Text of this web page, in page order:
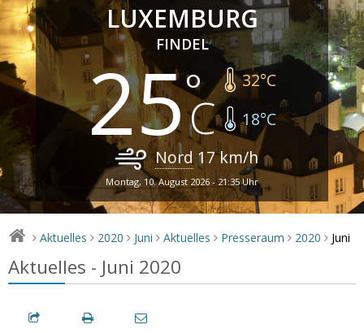
LUXEMBURG
FINDEL
25 32°C
18°C
Nord 17km/h
Montag, 10. August 2026 - 21:35 Uhr
> Aktuelles > 2020 > Juni > Aktuelles > Presseraum > 2020 > Juni
Aktuelles - Juni 2020